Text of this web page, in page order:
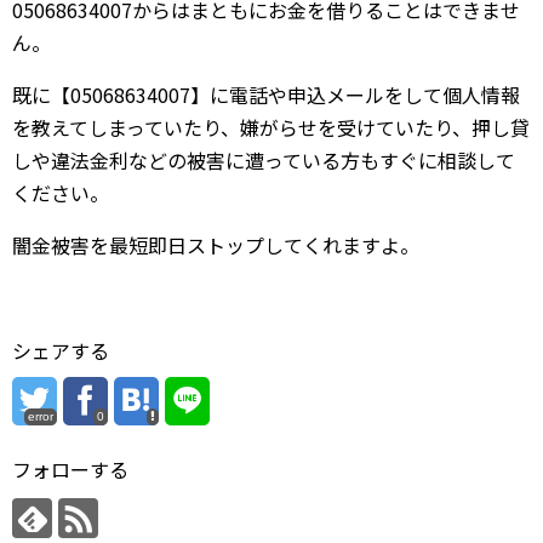
05068634007からはまともにお金を借りることはできませ
ん。
既に【05068634007】に電話や申込メールをして個人情報
を教えてしまっていたり、嫌がらせを受けていたり、押し貸
しや違法金利などの被害に遭っている方もすぐに相談して
ください。
闇金被害を最短即日ストップしてくれますよ。
シェアする
error 0
フォローする